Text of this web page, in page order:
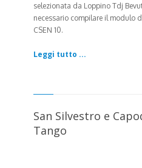
selezionata da Loppino Tdj
necessario compilare il modulo
CSEN 10.
Leggi tutto ...
San Silvestro e
Tango